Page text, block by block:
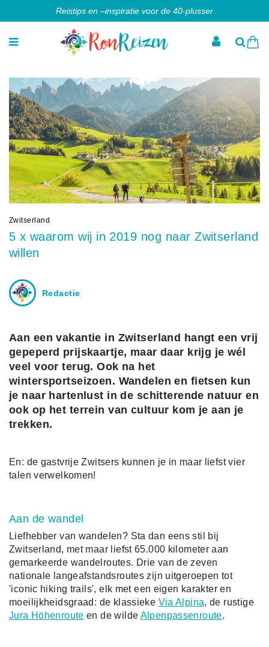
Reistips en –inspiratie voor de 40-plusser
Zwitserland
5 x waarom wij in 2019 nog naar Zwitserland
willen
Redactie
Aan een vakantie in Zwitserland hangt een vrij
gepeperd prijskaartje, maar daar krijg je wél
veel voor terug. Ook na het
wintersportseizoen. Wandelen en fietsen kun
je naar hartenlust in de schitterende natuur en
ook op het terrein van cultuur kom je aan je
trekken.
En: de gastvrije Zwitsers kunnen je in maar liefst vier
talen verwelkomen!
Aan de wandel
Liefhebber van wandelen? Sta dan eens stil bij
Zwitserland, met maar liefst 65.000 kilometer aan
gemarkeerde wandelroutes. Drie van de zeven
nationale langeafstandsroutes zijn uitgeroepen tot
'iconic hiking trails', elk met een eigen karakter en
moeilijkheidsgraad: de klassieke Via Alpina, de rustige
Jura Höhenroute en de wilde Alpenpassenroute.